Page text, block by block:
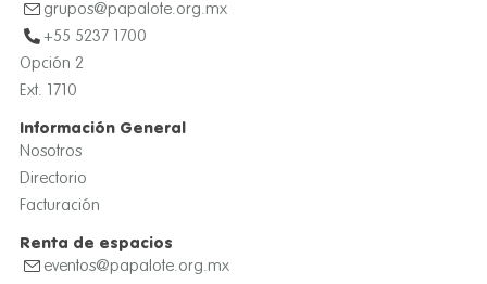
grupos@papalote.org.mx
+55 5237 1700
Opción 2
Ext. 1710
Información General
Nosotros
Directorio
Facturación
Renta de espacios
eventos@papalote.org.mx